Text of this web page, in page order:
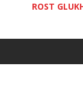
ROST